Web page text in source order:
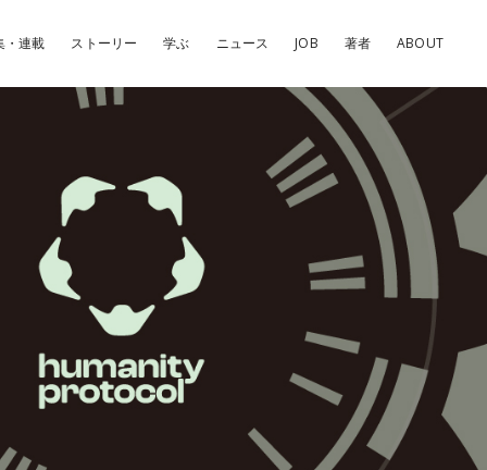
・連載 ストーリー 学ぶ ニュース JOB 著者 ABOUT